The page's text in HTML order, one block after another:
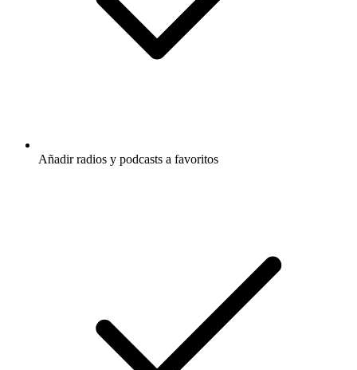
Añadir radios y podcasts a favoritos